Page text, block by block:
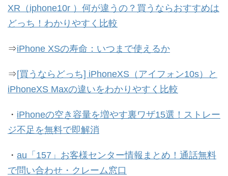
XR（iphone10r ）何が違うの？買うならおすすめは
どっち！わかりやすく比較
⇒iPhone XSの寿命：いつまで使えるか
⇒[買うならどっち] iPhoneXS（アイフォン10s）と
iPhoneXS Maxの違いをわかりやすく比較
・ iPhoneの空き容量を増やす裏ワザ15選！ストレー
ジ不足を無料で即解消
・ au「157」お客様センター情報まとめ！通話無料
で問い合わせ・クレーム窓口